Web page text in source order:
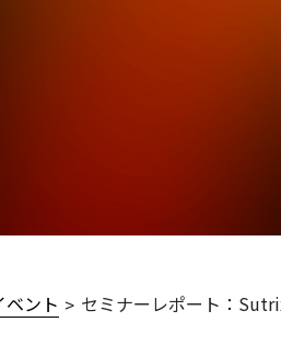
ント セミナーレポート：